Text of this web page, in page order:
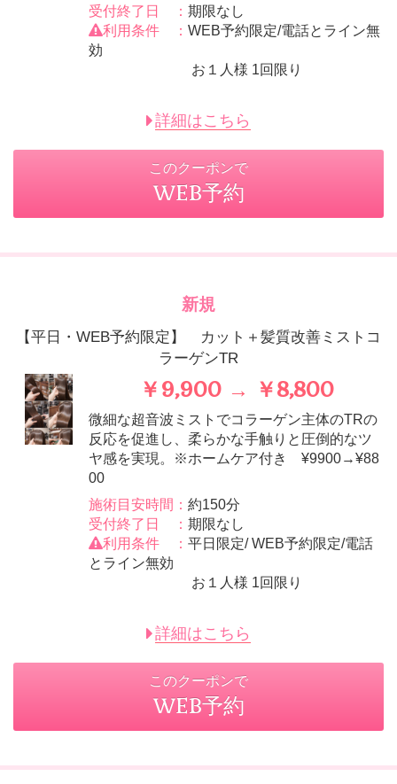
受付終了日 ： 期限なし
利用条件 ： WEB予約限定/電話とライン無
効
お１人様 1回限り
詳細はこちら
このクーポンで
WEB予約
新規
【平日・WEB予約限定】 カット＋髪質改善ミストコ
ラーゲンTR
￥9,900 → ￥8,800
微細な超音波ミストでコラーゲン主体のTRの
反応を促進し、柔らかな手触りと圧倒的なツ
ヤ感を実現。※ホームケア付き ¥9900→¥88
00
施術目安時間： 約150分
受付終了日 ： 期限なし
利用条件 ： 平日限定/ WEB予約限定/電話
とライン無効
お１人様 1回限り
詳細はこちら
このクーポンで
WEB予約